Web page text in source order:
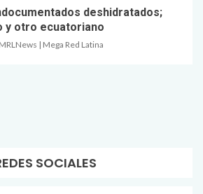
deshidratados;
y otro ecuatoriano
| Mega Red Latina
SOCIALES